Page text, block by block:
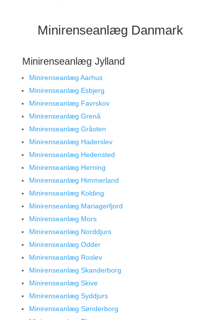
Minirenseanlæg Danmark
Minirenseanlæg Jylland
Minirenseanlæg Aarhus
Minirenseanlæg Esbjerg
Minirenseanlæg Favrskov
Minirenseanlæg Grenå
Minirenseanlæg Gråsten
Minirenseanlæg Haderslev
Minirenseanlæg Hedensted
Minirenseanlæg Herning
Minirenseanlæg Himmerland
Minirenseanlæg Kolding
Minirenseanlæg Mariagerfjord
Minirenseanlæg Mors
Minirenseanlæg Norddjurs
Minirenseanlæg Odder
Minirenseanlæg Roslev
Minirenseanlæg Skanderborg
Minirenseanlæg Skive
Minirenseanlæg Syddjurs
Minirenseanlæg Sønderborg